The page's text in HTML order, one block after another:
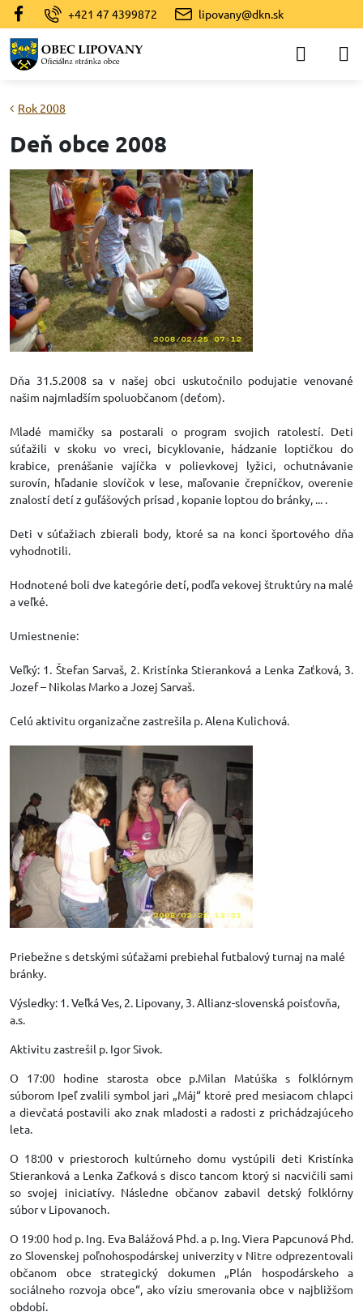
+421 47 4399872 lipovany@dkn.sk
Rok 2008
Deň obce 2008
Dňa 31.5.2008 sa v našej obci uskutočnilo podujatie venované
našim najmladším spoluobčanom (deťom).
Mladé mamičky sa postarali o program svojich ratolestí. Deti
súťažili v skoku vo vreci, bicyklovanie, hádzanie loptičkou do
krabice, prenášanie vajíčka v polievkovej lyžici, ochutnávanie
surovín, hľadanie slovíčok v lese, maľovanie črepníčkov, overenie
znalostí detí z guľášových prísad , kopanie loptou do bránky, ... .
Deti v súťažiach zbierali body, ktoré sa na konci športového dňa
vyhodnotili.
Hodnotené boli dve kategórie detí, podľa vekovej štruktúry na malé
a veľké.
Umiestnenie:
Veľký: 1. Štefan Sarvaš, 2. Kristínka Stieranková a Lenka Zaťková, 3.
Jozef – Nikolas Marko a Jozej Sarvaš.
Celú aktivitu organizačne zastrešila p. Alena Kulichová.
Priebežne s detskými súťažami prebiehal futbalový turnaj na malé
bránky.
Výsledky: 1. Veľká Ves, 2. Lipovany, 3. Allianz-slovenská poisťovňa,
a.s.
Aktivitu zastrešil p. Igor Sivok.
O 17:00 hodine starosta obce p.Milan Matúška s folklórnym
súborom Ipeľ zvalili symbol jari „Máj“ ktoré pred mesiacom chlapci
a dievčatá postavili ako znak mladosti a radosti z prichádzajúceho
leta.
O 18:00 v priestoroch kultúrneho domu vystúpili deti Kristínka
Stieranková a Lenka Zaťková s disco tancom ktorý si nacvičili sami
so svojej iniciatívy. Následne občanov zabavil detský folklórny
súbor v Lipovanoch.
O 19:00 hod p. Ing. Eva Balážová Phd. a p. Ing. Viera Papcunová Phd.
zo Slovenskej poľnohospodárskej univerzity v Nitre odprezentovali
občanom obce strategický dokumen „Plán hospodárskeho a
sociálneho rozvoja obce“, ako víziu smerovania obce v najbližšom
období.